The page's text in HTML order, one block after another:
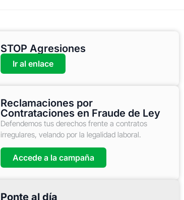
STOP Agresiones
Ir al enlace
Reclamaciones por
Contrataciones en Fraude de Ley
Defendemos tus derechos frente a contratos
irregulares, velando por la legalidad laboral.
Accede a la campaña
Ponte al día